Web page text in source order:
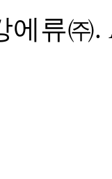
류㈜.